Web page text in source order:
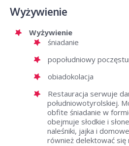
Wyżywienie
Wyżywienie
śniadanie
popołudniowy
obiadokolacja
Restauracja serwuje
południowotyrolskiej.
obfite śniadanie w
obejmuje słodkie i
naleśniki, jajka i
również delektować się